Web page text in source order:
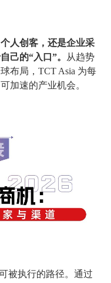
人创客，还是企业采
己的“入口”。
从趋势
布局，TCT Asia 为每
加速的产业机会。
被执行的路径。通过